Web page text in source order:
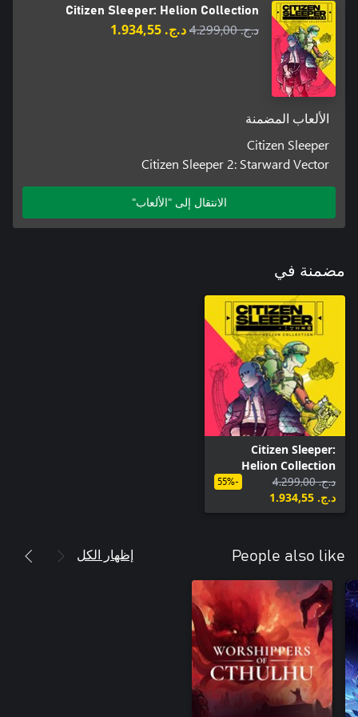
Citizen Sleeper: Helion Collection
د.ج.‏ 4.299,00 د.ج.‏ 1.934,55
الألعاب المضمنة
Citizen Sleeper
Citizen Sleeper 2: Starward Vector
الانتقال إلى "الألعاب"
مضمنة في
Citizen Sleeper:
Helion Collection
د.ج.‏ 4.299,00
د.ج.‏ 1.934,55
-55%
People also like إظهار الكل